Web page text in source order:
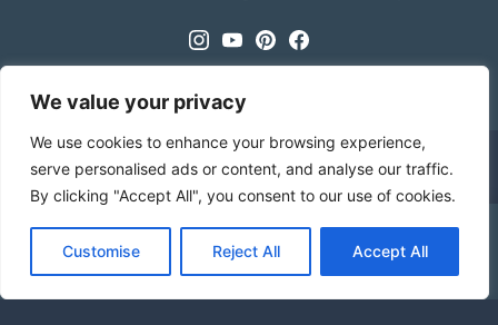
We value your privacy
We use cookies to enhance your browsing experience,
serve personalised ads or content, and analyse our traffic.
By clicking "Accept All", you consent to our use of cookies.
Customise Reject All Accept All
Ab einem Warenwert von 70€ ist deine Bestellung
innerhalb Deutschlands versandkostenfrei!Verwerfen
Instagram
YoutubePinterestFacebook
Sprache